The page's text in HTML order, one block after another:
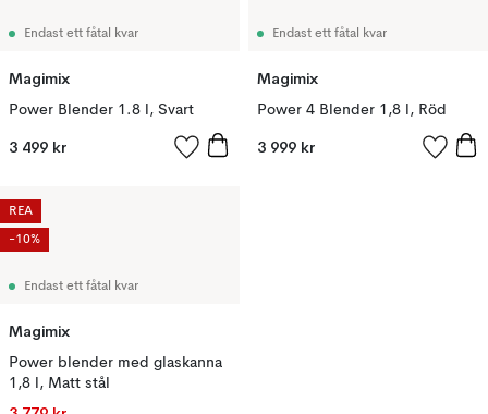
Endast ett fåtal kvar
Magimix
Power Blender 1.8 l, Svart
3 499 kr
Endast ett fåtal kvar
Magimix
Power 4 Blender 1,8 l, Röd
3 999 kr
Endast ett fåtal kvar
Magimix
Power blender med glaskanna
1,8 l, Matt stål
REA
-10%